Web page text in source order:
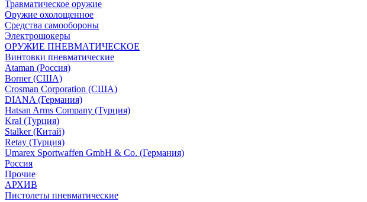
Травматическое оружие
Оружие охолощенное
Средства самообороны
Электрошокеры
ОРУЖИЕ ПНЕВМАТИЧЕСКОЕ
Винтовки пневматические
Ataman (Россия)
Borner (США)
Crosman Corporation (США)
DIANA (Германия)
Hatsan Arms Company (Турция)
Kral (Турция)
Stalker (Китай)
Retay (Турция)
Umarex Sportwaffen GmbH & Co. (Германия)
Россия
Прочие
АРХИВ
Пистолеты пневматические